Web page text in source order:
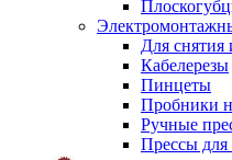
Для снятия
Кабелерезы
Пинцеты
Пробники
Ручные
Прессы для